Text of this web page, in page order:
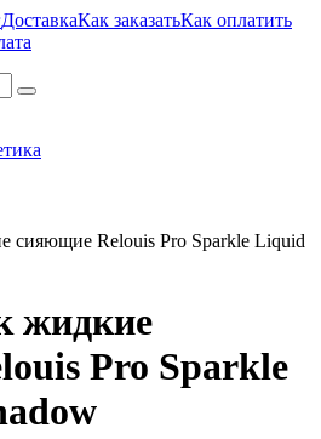
ДоставкаКак заказатьКак оплатить
сияющие Relouis Pro Sparkle Liquid
жидкие
Pro Sparkle